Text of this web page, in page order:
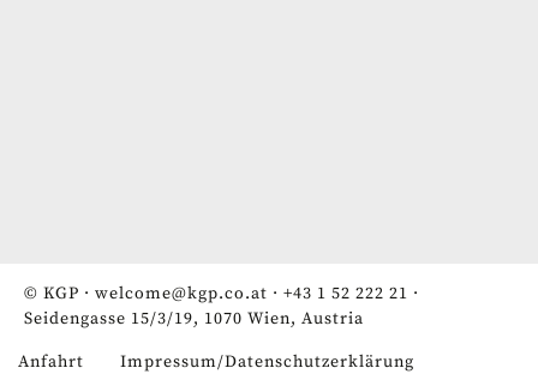
© KGP · welcome@kgp.co.at · +43 1 52 222 21 ·
Seidengasse 15/3/19, 1070 Wien, Austria
Anfahrt Impressum/Datenschutzerklärung